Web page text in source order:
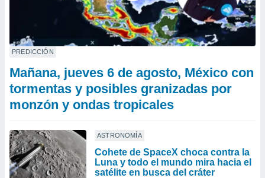
PREDICCIÓN
Mañana, jueves 6 de agosto, México con
tormentas y posibles granizadas por
monzón y ondas tropicales
ASTRONOMÍA
Cohete de SpaceX choca contra la
Luna y todo el mundo mira hacia el
satélite en busca del cráter